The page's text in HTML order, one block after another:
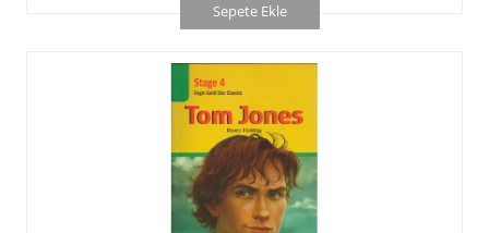
Sepete Ekle